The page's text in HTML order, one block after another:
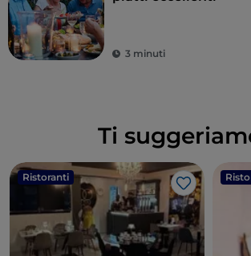
3 minuti
Ti
Ristoranti
Like